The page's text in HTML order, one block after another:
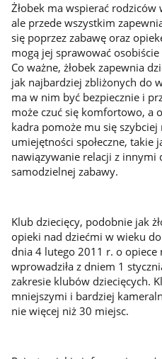
Żłobek ma wspierać
ale przede wszystkim
się poprzez zabawę oraz
mogą jej sprawować
Co ważne, żłobek zapewnia
jak najbardziej zbliżonych do
ma w nim być bezpiecznie i
może czuć się komfortowo, a
kadra pomoże mu się
umiejętności społeczne, takie
nawiązywanie relacji z innymi
samodzielnej zabawy.
Klub dziecięcy, podobnie jak
opieki nad dziećmi w wieku
dnia 4 lutego 2011 r. o
wprowadziła z dniem 1
zakresie klubów dziecięcych.
mniejszymi i bardziej
nie więcej niż 30 miejsc.